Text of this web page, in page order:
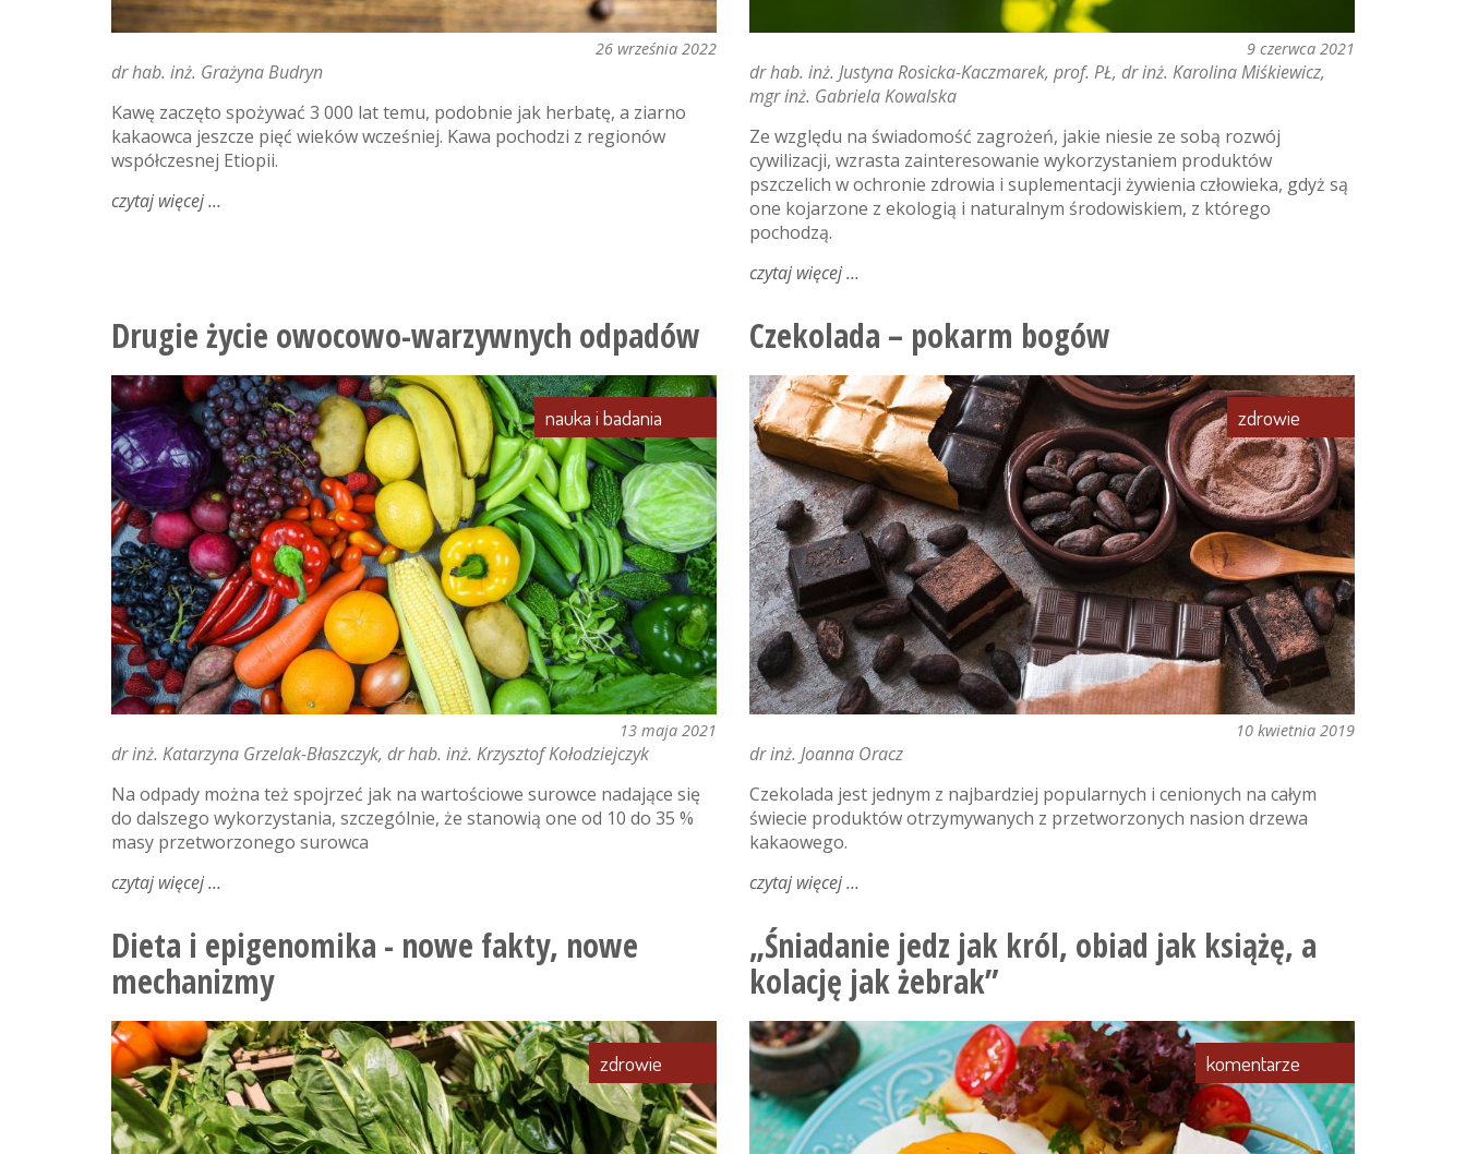
26 września 2022
dr hab. inż. Grażyna Budryn
Kawę zaczęto spożywać 3 000 lat temu, podobnie jak herbatę, a ziarno
kakaowca jeszcze pięć wieków wcześniej. Kawa pochodzi z regionów
współczesnej Etiopii.
czytaj więcejo
9 czerwca 2021
dr hab. inż. Justyna Rosicka-Kaczmarek, prof. PŁ dr inż. Karolina Miśkiewicz
mgr inż. Gabriela Kowalska
Ze względu na świadomość zagrożeń, jakie niesie ze sobą rozwój
cywilizacji, wzrasta zainteresowanie wykorzystaniem produktów
pszczelich w ochronie zdrowia i suplementacji żywienia człowieka, gdyż są
one kojarzone z ekologią i naturalnym środowiskiem, z którego
pochodzą.
czytaj więcejo
pszczele
–
życia
z
ula
Drugie życie owocowo-warzywnych odpadów
nauka i badania
13 maja 2021
dr inż. Katarzyna Grzelak-Błaszczyk dr hab. inż. Krzysztof Kołodziejczyk
Na odpady można też spojrzeć jak na wartościowe surowce nadające się
do dalszego wykorzystania, szczególnie, że stanowią one od 10 do 35 %
masy przetworzonego surowca
czytaj więcejo
życie
owocowo-
warzywnych
odpadów
Czekolada – pokarm bogów
zdrowie
10 kwietnia 2019
dr inż. Joanna Oracz
Czekolada jest jednym z najbardziej popularnych i cenionych na całym
świecie produktów otrzymywanych z przetworzonych nasion drzewa
kakaowego.
czytaj więcejo
pokarm
bogów
Dieta i epigenomika - nowe fakty, nowe
mechanizmy
zdrowie
„Śniadanie jedz jak król, obiad jak książę, a
kolację jak żebrak”
komentarze